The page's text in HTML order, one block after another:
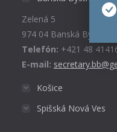
window
Zelená 5
974 04 Banská Bystrica
Telefón: +421 48
E-mail:
Košice
Spišská Nová Ves